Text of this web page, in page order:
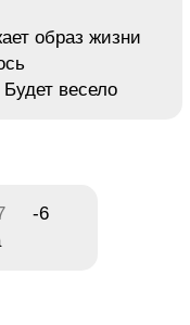
образ жизни
весело
-6